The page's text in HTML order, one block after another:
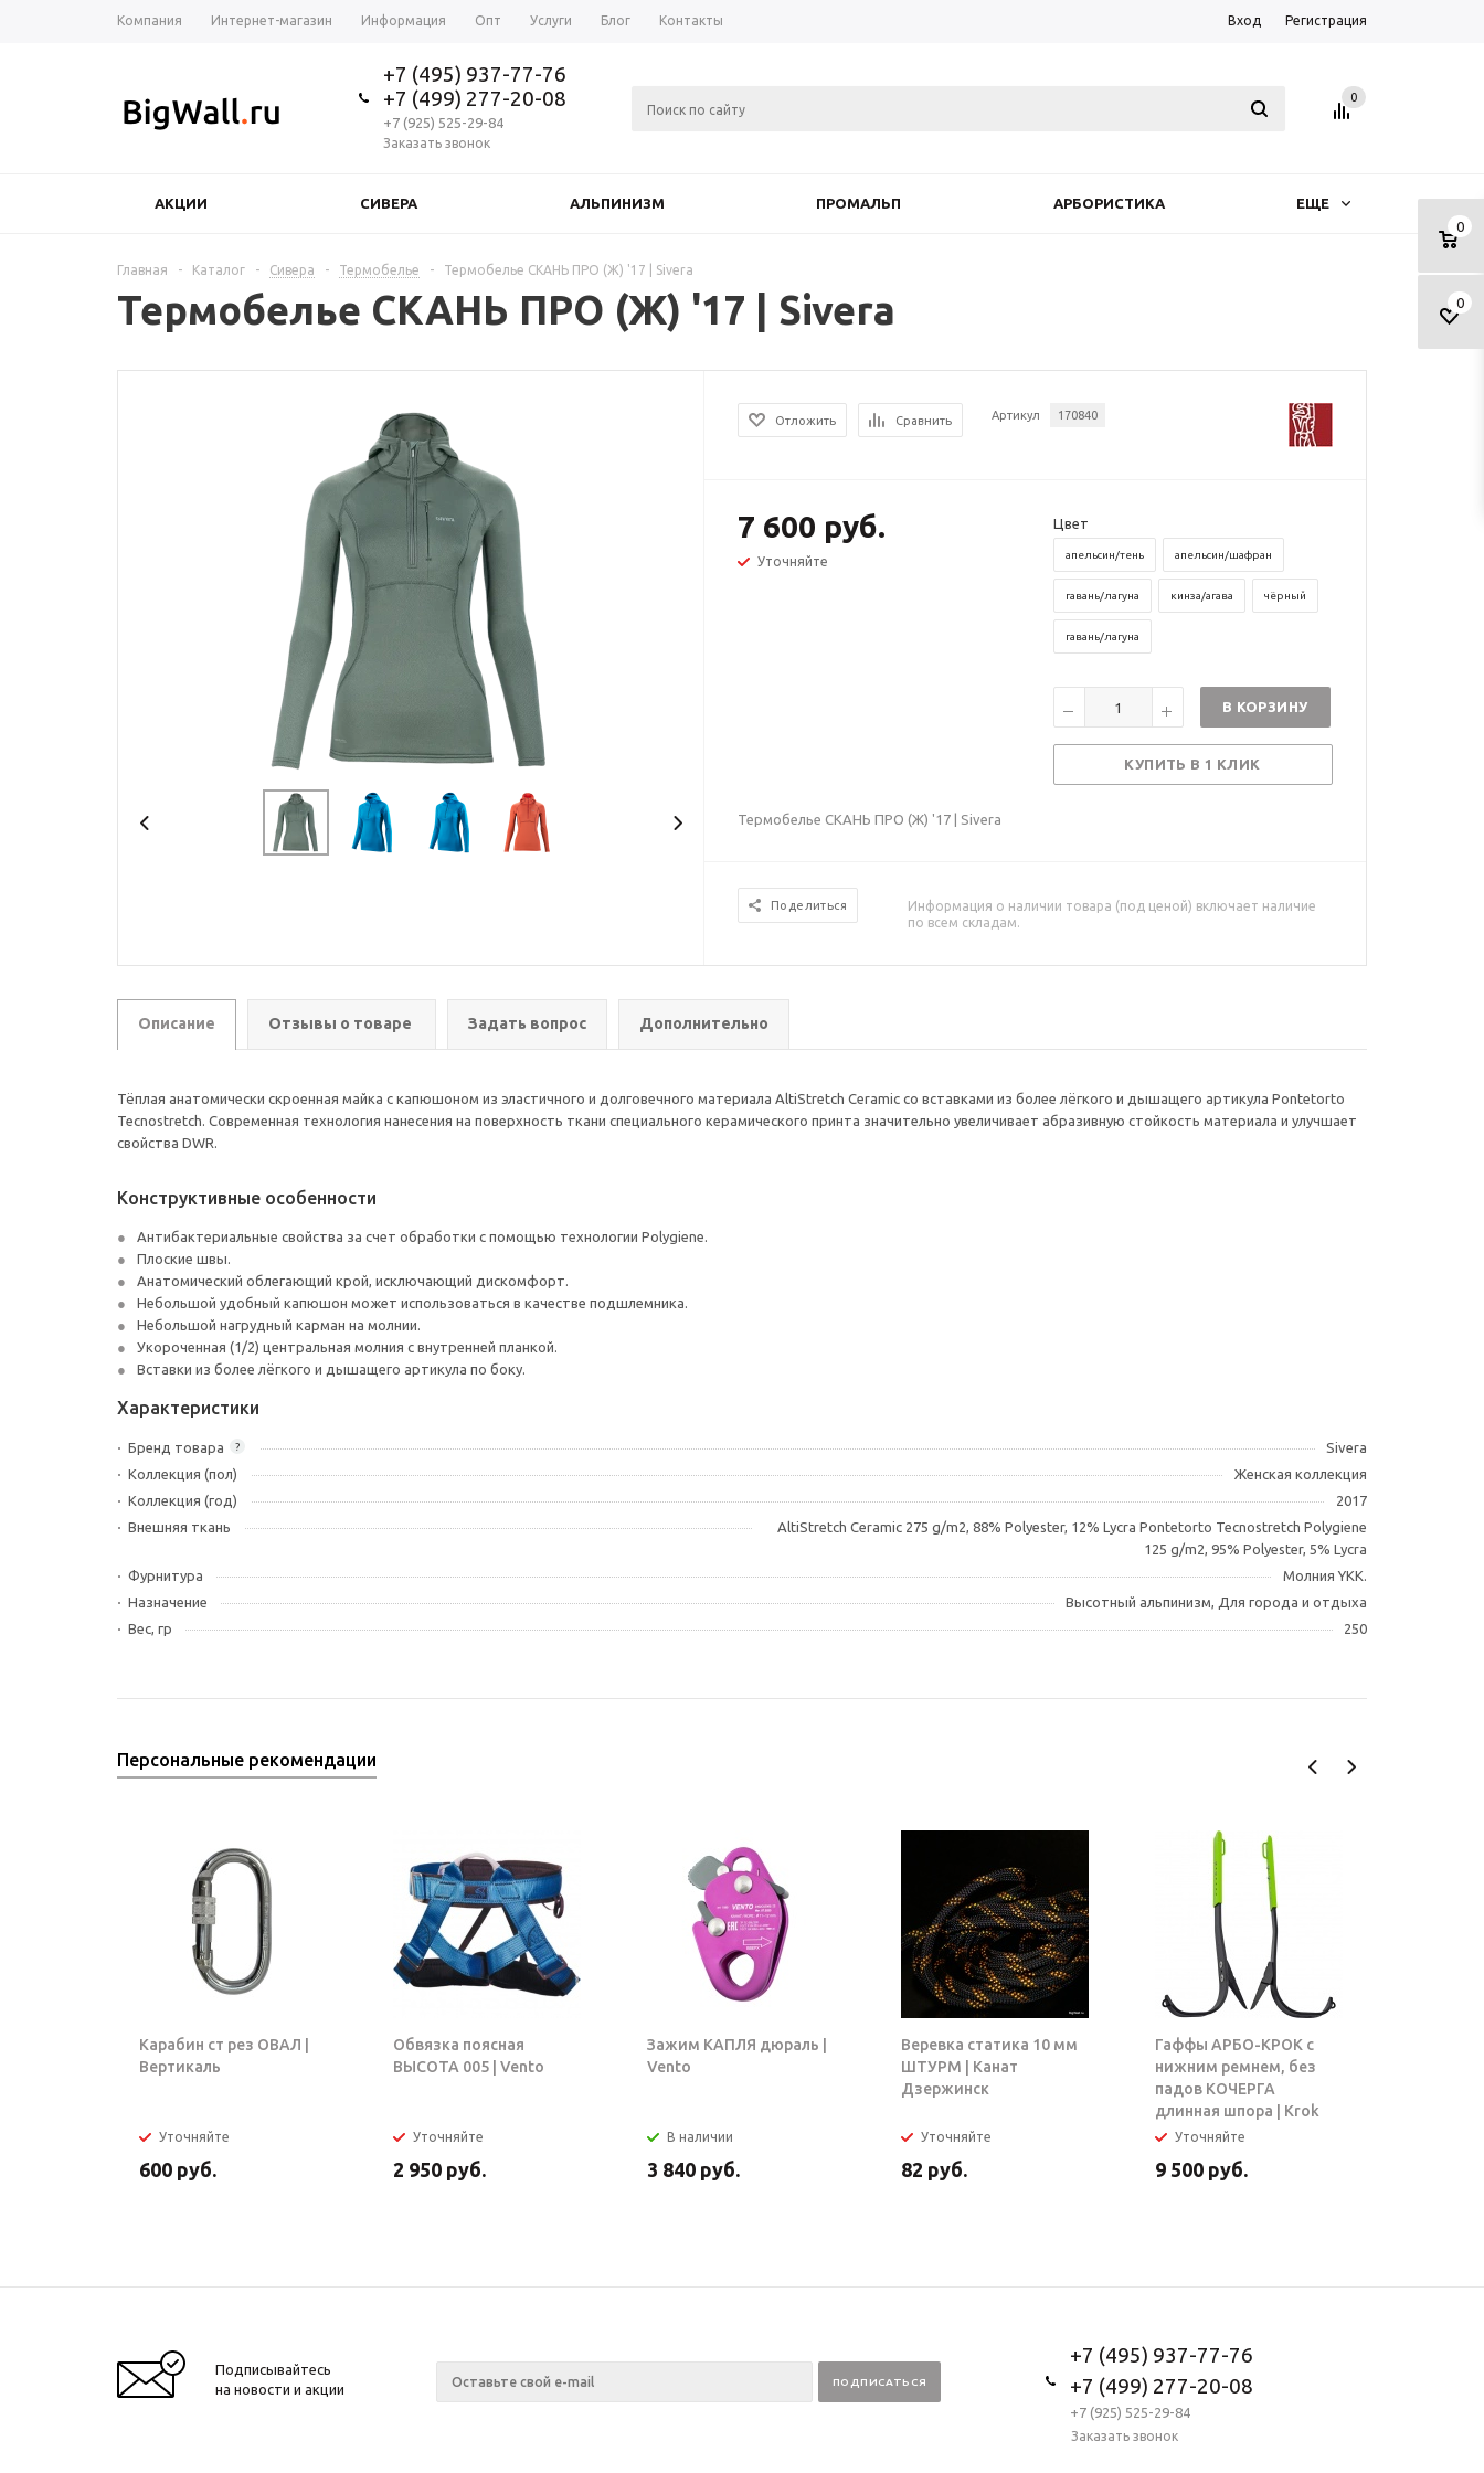
Компания Интернет-магазин Информация Опт Услуги Блог Контакты Вход Регистрация
+7 (495) 937-77-76
+7 (499) 277-20-08
+7 (925) 525-29-84
Заказать звонок
0
0
0
АКЦИИ СИВЕРА АЛЬПИНИЗМ ПРОМАЛЬП АРБОРИСТИКА ЕЩЕ
Главная - Каталог - Сивера - Термобелье - Термобелье СКАНЬ ПРО (Ж) '17 | Sivera
Термобелье СКАНЬ ПРО (Ж) '17 | Sivera
Отложить Сравнить Артикул 170840
7 600 руб.
Уточняйте
Цвет
апельсин/тень апельсин/шафран
гавань/лагуна кинза/агава чёрный
гавань/лагуна
В КОРЗИНУ
КУПИТЬ В 1 КЛИК
Термобелье СКАНЬ ПРО (Ж) '17 | Sivera
Поделиться
Информация о наличии товара (под ценой) включает наличие
по всем складам.
Описание Отзывы о товаре Задать вопрос Дополнительно
Тёплая анатомически скроенная майка с капюшоном из эластичного и долговечного материала AltiStretch Ceramic со вставками из более лёгкого и дышащего артикула Pontetorto
Tecnostretch. Современная технология нанесения на поверхность ткани специального керамического принта значительно увеличивает абразивную стойкость материала и улучшает
свойства DWR.
Конструктивные особенности
Антибактериальные свойства за счет обработки с помощью технологии Polygiene.
Плоские швы.
Анатомический облегающий крой, исключающий дискомфорт.
Небольшой удобный капюшон может использоваться в качестве подшлемника.
Небольшой нагрудный карман на молнии.
Укороченная (1/2) центральная молния с внутренней планкой.
Вставки из более лёгкого и дышащего артикула по боку.
Характеристики
?
Бренд товара
Sivera
Коллекция (пол)
Женская коллекция
Коллекция (год)
2017
Внешняя ткань
AltiStretch Ceramic 275 g/m2, 88% Polyester, 12% Lycra Pontetorto Tecnostretch Polygiene
125 g/m2, 95% Polyester, 5% Lycra
Фурнитура
Молния YKK.
Назначение
Высотный альпинизм, Для города и отдыха
Вес, гр
250
Персональные рекомендации
Карабин ст рез ОВАЛ |
Вертикаль
Уточняйте
600 руб.
Обвязка поясная
ВЫСОТА 005 | Vento
Уточняйте
2 950 руб.
Зажим КАПЛЯ дюраль |
Vento
В наличии
3 840 руб.
Веревка статика 10 мм
ШТУРМ | Канат
Дзержинск
Уточняйте
82 руб.
Гаффы АРБО-КРОК с
нижним ремнем, без
падов КОЧЕРГА
длинная шпора | Krok
Уточняйте
9 500 руб.
Подписывайтесь
на новости и акции
+7 (495) 937-77-76
+7 (499) 277-20-08
+7 (925) 525-29-84
Заказать звонок